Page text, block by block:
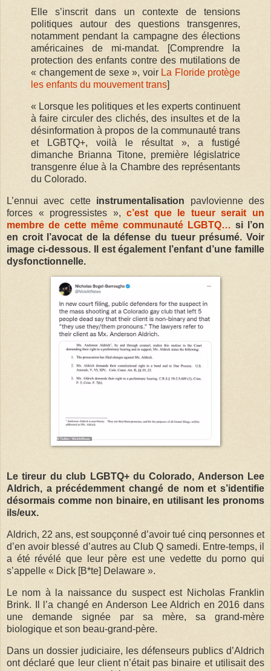
Elle s’inscrit dans un contexte de tensions
politiques autour des questions transgenres,
notamment pendant la campagne des élections
américaines de mi-mandat. [Comprendre la
protection des enfants contre des mutilations de
« changement de sexe », voir La Floride protège
les enfants du mouvement trans]
« Lorsque les politiques et les experts continuent
à faire circuler des clichés, des insultes et de la
désinformation à propos de la communauté trans
et LGBTQ+, voilà le résultat », a fustigé
dimanche Brianna Titone, première législatrice
transgenre élue à la Chambre des représentants
du Colorado.
L’ennui avec cette instrumentalisation pavlovienne des
forces « progressistes »,c’est que le tueur serait un
membre de cette même communauté LGBTQ… si l’on
en croit l’avocat de la défense du tueur présumé. Voir
image ci-dessous. Il est également l’enfant d’une famille
dysfonctionnelle.
Le tireur du club LGBTQ+ du Colorado, Anderson Lee
Aldrich, a précédemment changé de nom et s’identifie
désormais comme non binaire, en utilisant les pronoms
ils/eux.
Aldrich, 22 ans, est soupçonné d’avoir tué cinq personnes et
d’en avoir blessé d’autres au Club Q samedi. Entre-temps, il
a été révélé que leur père est une vedette du porno qui
s’appelle « Dick [B*te] Delaware ».
Le nom à la naissance du suspect est Nicholas Franklin
Brink. Il l’a changé en Anderson Lee Aldrich en 2016 dans
une demande signée par sa mère, sa grand-mère
biologique et son beau-grand-père.
Dans un dossier judiciaire, les défenseurs publics d’Aldrich
ont déclaré que leur client n’était pas binaire et utilisait des